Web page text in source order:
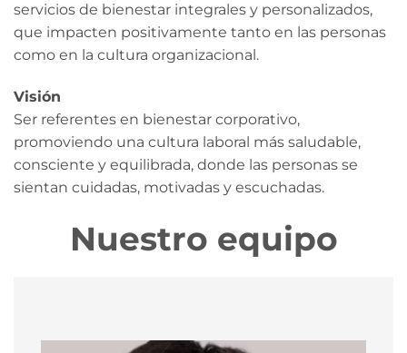
servicios de bienestar integrales y personalizados,
que impacten positivamente tanto en las personas
como en la cultura organizacional.
Visión
Ser referentes en bienestar corporativo,
promoviendo una cultura laboral más saludable,
consciente y equilibrada, donde las personas se
sientan cuidadas, motivadas y escuchadas.
Nuestro equipo